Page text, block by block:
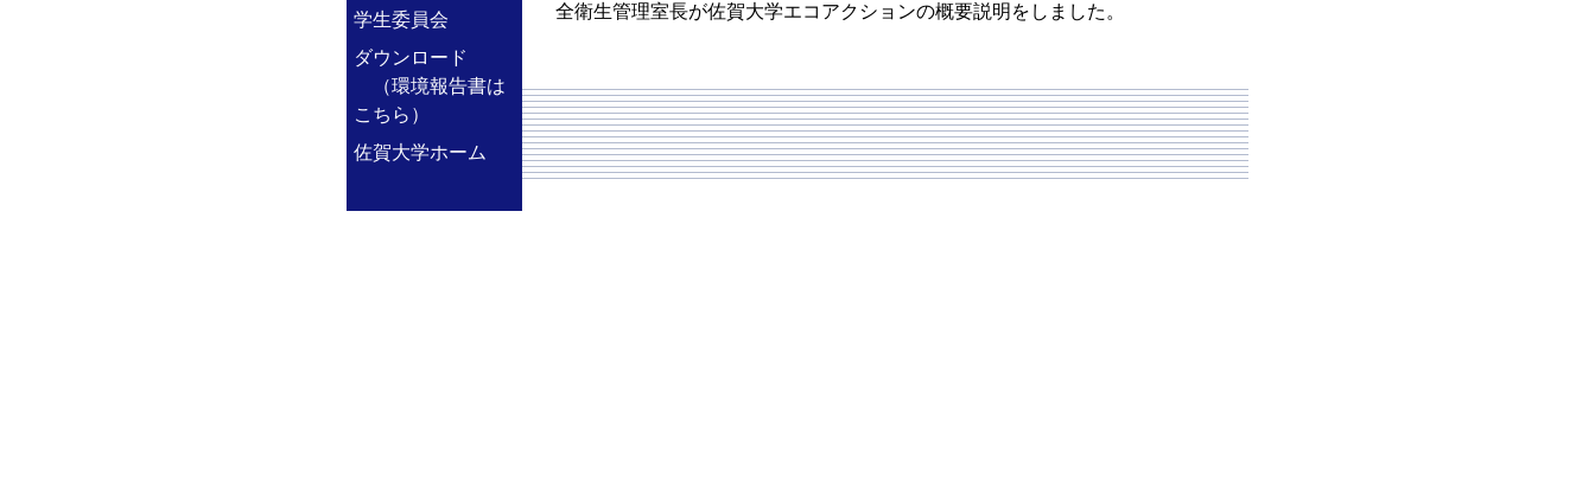
学生委員会
ダウンロード
（環境報告書は
こちら）
佐賀大学ホーム
全衛生管理室長が佐賀大学エコアクションの概要説明をしました。